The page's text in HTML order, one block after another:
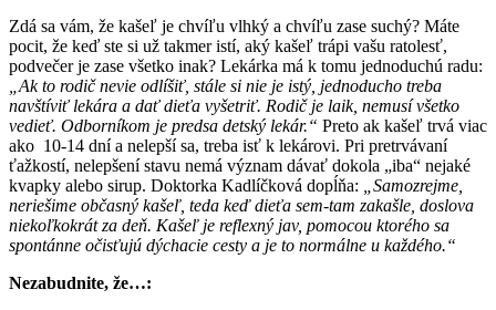
Zdá sa vám, že kašeľ je chvíľu vlhký a chvíľu zase suchý? Máte
pocit, že keď ste si už takmer istí, aký kašeľ trápi vašu ratolesť,
podvečer je zase všetko inak? Lekárka má k tomu jednoduchú radu:
„Ak to rodič nevie odlíšiť, stále si nie je istý, jednoducho treba
navštíviť lekára a dať dieťa vyšetriť. Rodič je laik, nemusí všetko
vedieť. Odborníkom je predsa detský lekár.“ Preto ak kašeľ trvá viac
ako 10-14 dní a nelepší sa, treba isť k lekárovi. Pri pretrvávaní
ťažkostí, nelepšení stavu nemá význam dávať dokola „iba“ nejaké
kvapky alebo sirup. Doktorka Kadlíčková dopĺňa:
„Samozrejme,
neriešime občasný kašeľ, teda keď dieťa sem-tam zakašle, doslova
niekoľkokrát za deň. Kašeľ je reflexný jav, pomocou ktorého sa
spontánne očisťujú dýchacie cesty a je to normálne u každého.“
Nezabudnite, že…: